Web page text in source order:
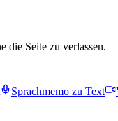
die Seite zu verlassen.
Sprachmemo zu Text